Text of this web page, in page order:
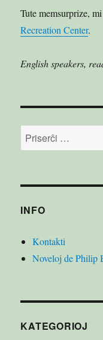
Tute memsurprize,
Recreation Center.
English speakers,
Serĉu:
INFO
Kontakti
Noveloj de Philip
KATEGORIOJ